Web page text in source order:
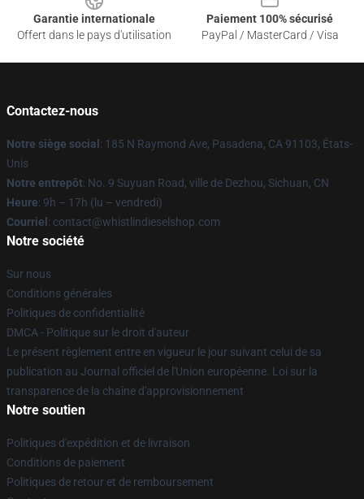
Garantie internationale
Offert dans le pays d'utilisation
Paiement 100% sécurisé
PayPal / MasterCard / Visa
Contactez-nous
Notre siège social : 185 N Raymond Ave, Pasadena, CA 91103, États-
Unis
Notre entrepôt: No. 9 Suyuan Road, ville de Dezhou, Sichuan, CN
Heure: 9h – 17h (lu – vendredi)
Courriel : contact@whistlindieselshop.com
Notre société
Sur nous
Conditions générales
Politiques de confidentialité
DMCA - Politique sur le droit d'auteur
Le présent règlement entre en vigueur le jour suivant celui de sa
publication au Journal officiel de l'Union européenne. Loi sur la
transparence de la chaîne d'approvisionnement
Notre soutien
Politiques d'expédition et de livraison
Conditions de paiement
Politiques de retour et de remboursement